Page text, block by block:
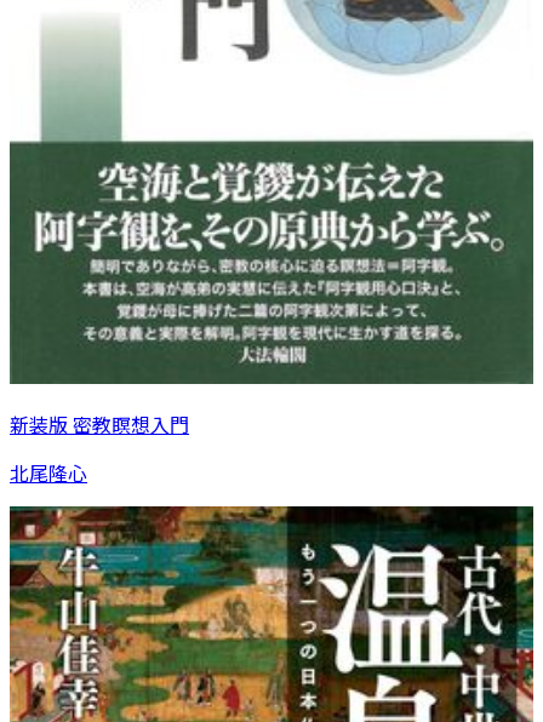
新装版 密教瞑想入門
北尾隆心